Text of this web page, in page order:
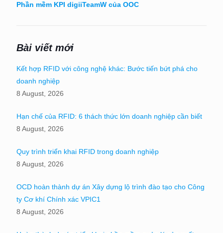
Phần mềm KPI digiiTeamW của OOC
Bài viết mới
Kết hợp RFID với công nghệ khác: Bước tiến bứt phá cho
doanh nghiệp
8 August, 2026
Hạn chế của RFID: 6 thách thức lớn doanh nghiệp cần biết
8 August, 2026
Quy trình triển khai RFID trong doanh nghiệp
8 August, 2026
OCD hoàn thành dự án Xây dựng lộ trình đào tạo cho Công
ty Cơ khí Chính xác VPIC1
8 August, 2026